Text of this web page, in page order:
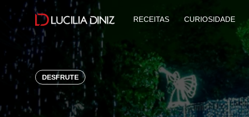
RECEITAS CURIOSIDADE
DESFRUTE